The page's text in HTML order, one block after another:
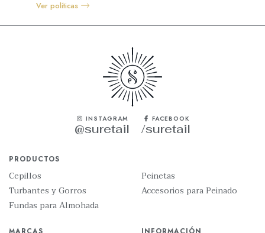
Ver políticas
INSTAGRAM
@suretail
FACEBOOK
/suretail
PRODUCTOS
Cepillos
Turbantes y Gorros
Fundas para Almohada
Peinetas
Accesorios para Peinado